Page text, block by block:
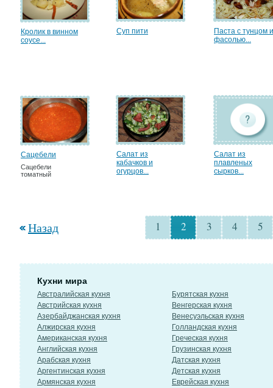
Кролик в винном
соусе...
Суп пити
Паста с тунцом и
фасолью...
Сацебели
Сацебели
томатный
Салат из
кабачков и
огурцов...
Салат из
плавленых
сырков...
Назад 1 2 3 4 5
Кухни мира
Австралийская кухня
Австрийская кухня
Азербайджанская кухня
Алжирская кухня
Американская кухня
Английская кухня
Арабская кухня
Аргентинская кухня
Армянская кухня
Бурятская кухня
Венгерская кухня
Венесуэльская кухня
Голландская кухня
Греческая кухня
Грузинская кухня
Датская кухня
Детская кухня
Еврейская кухня